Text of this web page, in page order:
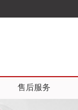
售后服务